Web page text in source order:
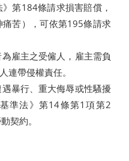
第184條請求損害賠償，
苦），可依第195條請求
雇主之受僱人，雇主需負
連帶侵權責任。
暴行、重大侮辱或性騷擾
準法》第14條第1項第2
契約。